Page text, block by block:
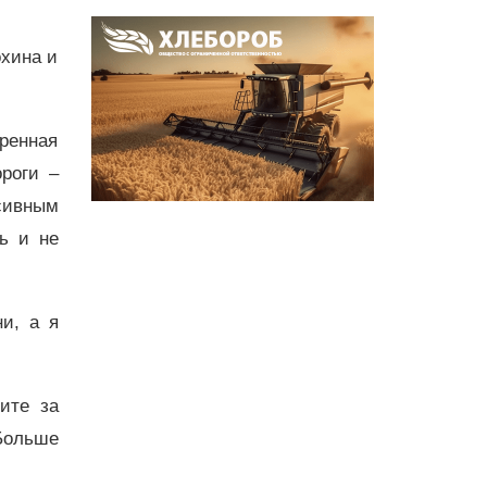
и
–
и не
а я
за